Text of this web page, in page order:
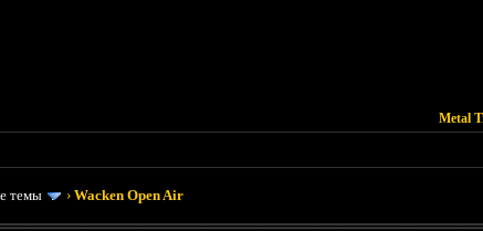
Metal
темы ›Wacken Open Air